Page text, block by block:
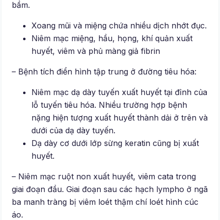
bầm.
Xoang mũi và miệng chứa nhiều dịch nhớt đục.
Niêm mạc miệng, hầu, họng, khí quản xuất
huyết, viêm và phủ màng giả fibrin
– Bệnh tích điển hình tập trung ở đường tiêu hóa:
Niêm mạc dạ dày tuyến xuất huyết tại đỉnh của
lỗ tuyến tiêu hóa. Nhiều trường hợp bệnh
nặng hiện tượng xuất huyết thành dải ở trên và
dưới của dạ dày tuyến.
Dạ dày cơ dưới lớp sừng keratin cũng bị xuất
huyết.
– Niêm mạc ruột non xuất huyết, viêm cata trong
giai đoạn đầu. Giai đoạn sau các hạch lympho ở ngã
ba manh tràng bị viêm loét thậm chí loét hình cúc
áo.